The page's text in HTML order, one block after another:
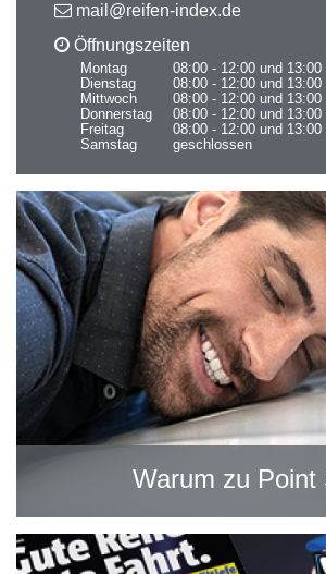
mail@reifen-index.de
Öffnungszeiten
Montag
08:00 - 12:00 und 13:00
Dienstag
08:00 - 12:00 und 13:00
Mittwoch
08:00 - 12:00 und 13:00
Donnerstag
08:00 - 12:00 und 13:00
Freitag
08:00 - 12:00 und 13:00
Samstag
geschlossen
Warum zu Point